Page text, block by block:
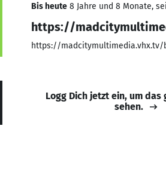
Bis heute 8 Jahre und 8 Monate,
https://
https://madcitymultimedia.vhx.tv/
Logg Dich jetzt ein, um das
sehen.